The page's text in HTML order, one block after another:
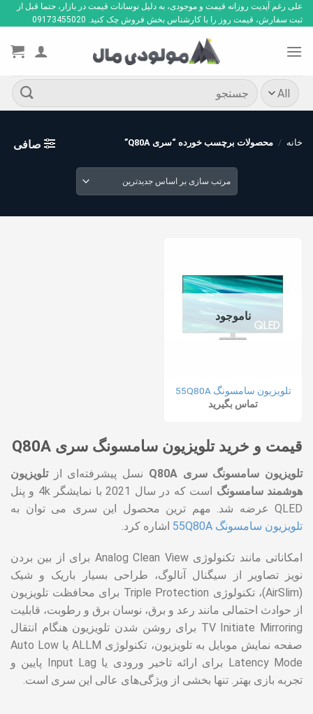
Skip
to
علی رغم آپدیت روزانه قیمت و موجودی، به دلیل نوسانات قیمت در بازار، حتما قبل از
ثبت سفارش، قیمت روز را با کارشناس بخش فروش چک کنید. 09173455020
جستجو
برای:
خانه / محصولات برچسب خورده “سری Q80A” صافی
ناموجود
تلویزیون سامسونگ 55Q80A
تماس بگیرید
قیمت و خرید تلویزیون سامسونگ سری Q80A
تلویزیون سامسونگ سری Q80A نسل پیشرفته‌ای ازتلویزیون
هوشمند سامسونگ
است که در سال 2021 با نمایشگر 4k و پنل
QLED عرضه شد. مهم ترین محصول این سری می توان به
تلویزیون سامسونگ 55Q80A
اشاره کرد.
امکاناتی مانند تکنولوژی Analog Clean View برای از بین بردن
نویز تصاویر از سیگنال آنالوگ، طراحی بسیار باریک و شیک
(AirSlim)، تکنولوژی Triple Protection برای محافظت تلویزیون
از حوادث احتمالی مانند رعد و برق، نوسان برق و رطوبت، قابلیت
TV Initiate Mirroring برای روشن شدن تلویزیون هنگام انتقال
صفحه نمایش موبایل به تلویزیون، تکنولوژی ALLM یا Auto Low
Latency Mode برای ارائه تاخیر ورودی یا Input Lag پایین و
تجربه بازی بهتر. تنها بخشی از ویژگی‌های عالی این سری است.